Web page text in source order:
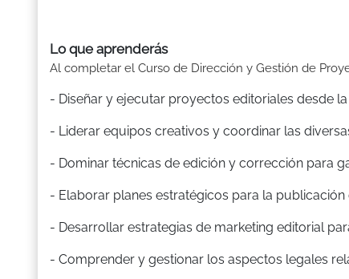
Lo que aprenderás
Al completar el Curso de Dirección y Gestión de
- Diseñar y ejecutar proyectos editoriales desde
- Liderar equipos creativos y coordinar las
- Dominar técnicas de edición y corrección para
- Elaborar planes estratégicos para la
- Desarrollar estrategias de marketing editorial
- Comprender y gestionar los aspectos legales